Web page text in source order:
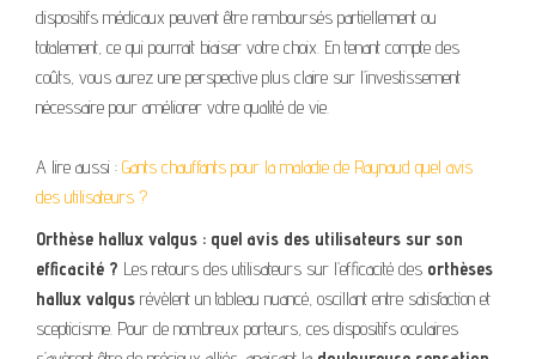
dispositifs médicaux peuvent être remboursés partiellement ou
totalement, ce qui pourrait biaiser votre choix. En tenant compte des
coûts, vous aurez une perspective plus claire sur l’investissement
nécessaire pour améliorer votre qualité de vie.
A lire aussi : Gants chauffants pour la maladie de Raynaud quel avis
des utilisateurs ?
Orthèse hallux valgus : quel avis des utilisateurs sur son
efficacité ? Les retours des utilisateurs sur l’efficacité des orthèses
hallux valgus révèlent un tableau nuancé, oscillant entre satisfaction et
scepticisme. Pour de nombreux porteurs, ces dispositifs oculaires